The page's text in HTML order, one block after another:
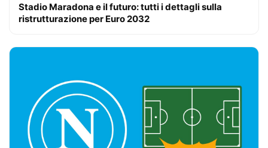
Stadio Maradona e il futuro: tutti i dettagli sulla
ristrutturazione per Euro 2032